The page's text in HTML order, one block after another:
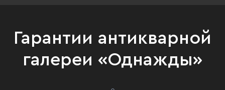
Гарантии антикварной
галереи «Однажды»